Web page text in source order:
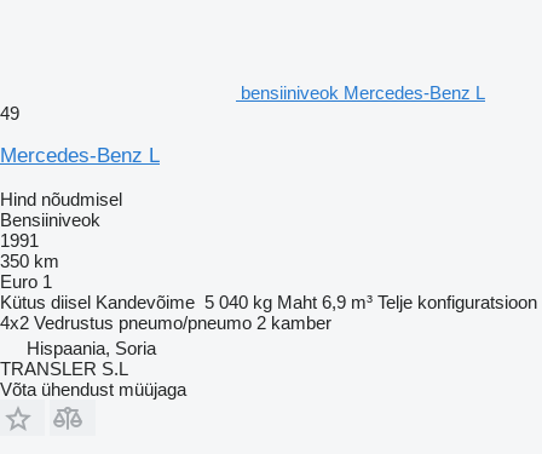
bensiiniveok Mercedes-Benz L
49
Mercedes-Benz L
Hind nõudmisel
Bensiiniveok
1991
350 km
Euro 1
Kütus diisel Kandevõime 5 040 kg Maht 6,9 m³ Telje konfiguratsioon
4x2 Vedrustus pneumo/pneumo 2 kamber
Hispaania, Soria
TRANSLER S.L
Võta ühendust müüjaga